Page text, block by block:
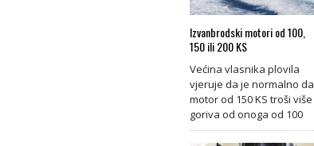
Izvanbrodski motori od 100,
150 ili 200 KS
Većina vlasnika plovila
vjeruje da je normalno da
motor od 150 KS troši više
goriva od onoga od 100